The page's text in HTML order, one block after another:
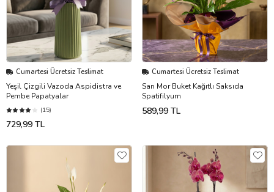
Cumartesi Ücretsiz Teslimat
Yeşil Çizgili Vazoda Aspidistra ve
Pembe Papatyalar
(15)
729,99 TL
Cumartesi Ücretsiz Teslimat
Sarı Mor Buket Kağıtlı Saksıda
Spatifilyum
589,99 TL